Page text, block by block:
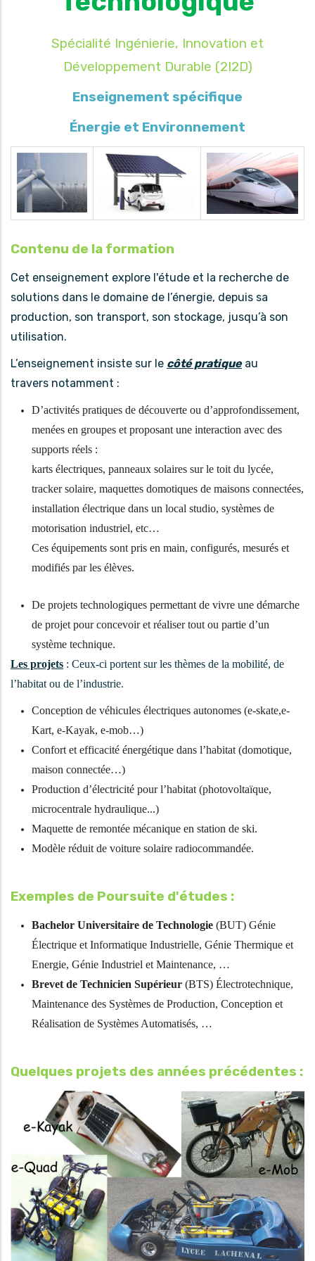
Spécialité Ingénierie, Innovation et
Développement Durable (2I2D)
Enseignement spécifique
Énergie et Environnement
Contenu de la formation
Cet enseignement explore l'étude et la recherche de
solutions dans le domaine de l’énergie, depuis sa
production, son transport, son stockage, jusqu’à son
utilisation.
L’enseignement insiste sur le côté pratiqueau
travers notamment :
D’activités pratiques de découverte ou d’approfondissement,
menées en groupes et proposant une interaction avec des
supports réels :
karts électriques, panneaux solaires sur le toit du lycée,
tracker solaire, maquettes domotiques de maisons connectées,
installation électrique dans un local studio, systèmes de
motorisation industriel, etc…
Ces équipements sont pris en main, configurés, mesurés et
modifiés par les élèves.
De projets technologiques permettant de vivre une démarche
de projet pour concevoir et réaliser tout ou partie d’un
système technique.
Les projets : Ceux-ci portent sur les thèmes de la mobilité, de
l’habitat ou de l’industrie.
Conception de véhicules électriques autonomes (e-skate,e-
Kart, e-Kayak, e-mob…)
Confort et efficacité énergétique dans l’habitat (domotique,
maison connectée…)
Production d’électricité pour l’habitat (photovoltaïque,
microcentrale hydraulique...)
Maquette de remontée mécanique en station de ski.
Modèle réduit de voiture solaire radiocommandée.
Exemples de Poursuite d'études :
Bachelor Universitaire de Technologie (BUT) Génie
Électrique et Informatique Industrielle, Génie Thermique et
Energie, Génie Industriel et Maintenance, …
Brevet de Technicien Supérieur (BTS) Électrotechnique,
Maintenance des Systèmes de Production, Conception et
Réalisation de Systèmes Automatisés, …
Quelques projets des années précédentes :